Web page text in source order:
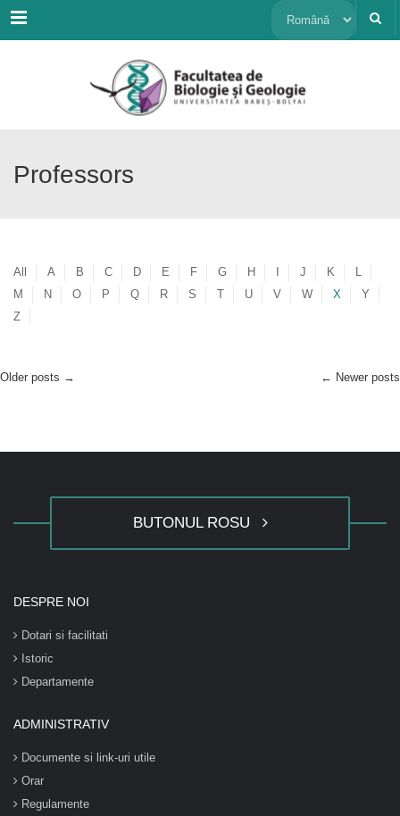
Menu Alege
limbă
Professors
All A B C D E F G H J K
L
M
N O P Q R S T U V W X
Y
Z
Older posts → ← Newer posts
BUTONUL ROSU
DESPRE NOI
Dotari si facilitati
Istoric
Departamente
ADMINISTRATIV
Documente si link-uri utile
Orar
Regulamente